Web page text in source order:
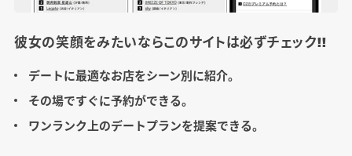
彼女の笑顔をみたいならこのサイトは必ずチェック!!
デートに最適なお店をシーン別に紹介。
その場ですぐに予約ができる。
ワンランク上のデートプランを提案できる。